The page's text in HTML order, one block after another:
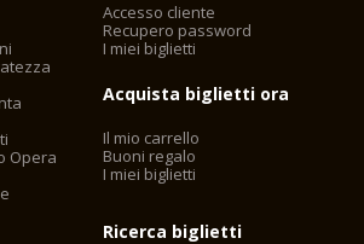
Opera
Accesso cliente
Recupero password
I miei biglietti
Acquista biglietti ora
Il mio carrello
Buoni regalo
I miei biglietti
Ricerca biglietti